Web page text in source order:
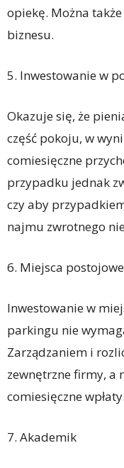
opiekę. Można
biznesu.
5. Inwestowanie w
Okazuje się, że
część pokoju, w
comiesięczne
przypadku jednak
czy aby
najmu zwrotnego
6. Miejsca
Inwestowanie w
parkingu nie
Zarządzaniem i
zewnętrzne firmy, a
comiesięczne wpłaty.
7. Akademik